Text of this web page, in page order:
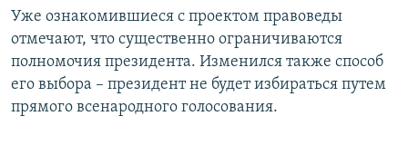
Уже ознакомившиеся с проектом правоведы
отмечают, что существенно ограничиваются
полномочия президента. Изменился также способ
его выбора – президент не будет избираться путем
прямого всенародного голосования.